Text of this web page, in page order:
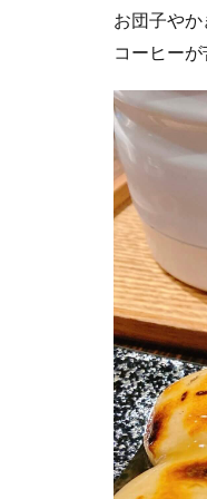
お団子や
コーヒー